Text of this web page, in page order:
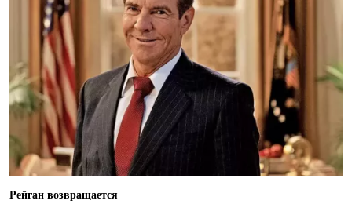
Рейган возвращается